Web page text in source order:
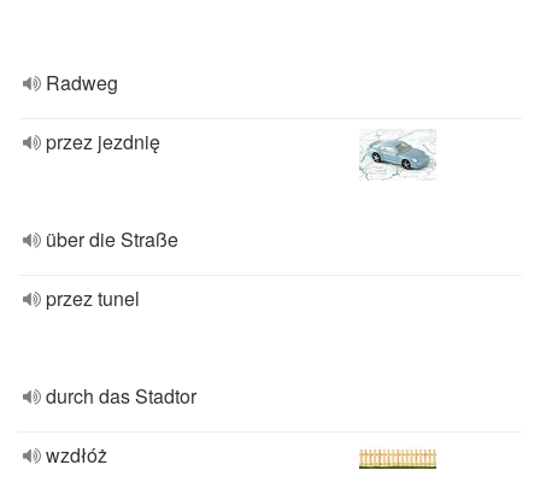
Radweg
przez jezdnię
über die Straße
przez tunel
durch das Stadtor
wzdłóż